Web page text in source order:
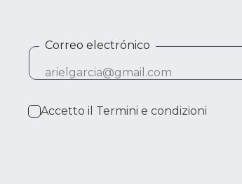
Correo electrónico
Accetto il Termini e condizioni